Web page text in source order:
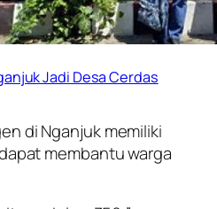
Jadi Desa Cerdas
di Nganjuk memiliki
membantu warga